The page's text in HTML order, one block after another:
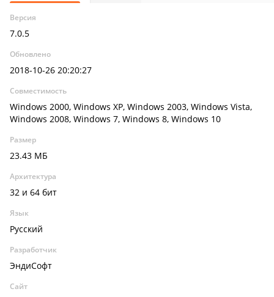
Версия
7.0.5
Обновлено
2018-10-26 20:20:27
Совместимость
Windows 2000, Windows XP, Windows 2003, Windows Vista,
Windows 2008, Windows 7, Windows 8, Windows 10
Размер
23.43 МБ
Архитектура
32 и 64 бит
Язык
Русский
Разработчик
ЭндиСофт
Сайт